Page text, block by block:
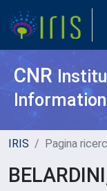
CNR
IRIS Pagina